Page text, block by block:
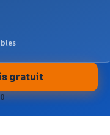
gratuit